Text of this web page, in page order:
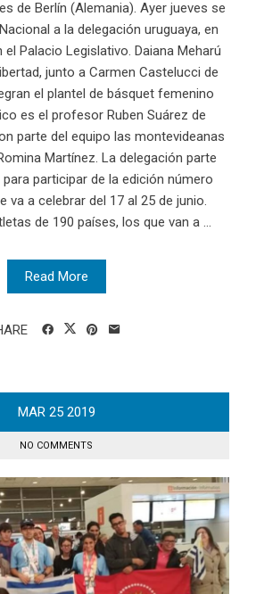
de Berlín (Alemania). Ayer jueves se
a la delegación uruguaya, en
Palacio Legislativo. Daiana Meharú
junto a Carmen Castelucci de
el plantel de básquet femenino
es el profesor Ruben Suárez de
parte del equipo las montevideanas
Martínez. La delegación parte
participar de la edición número
va a celebrar del 17 al 25 de junio.
de 190 países, los que van a ...
Read More
MAR 25 2019
NO COMMENTS